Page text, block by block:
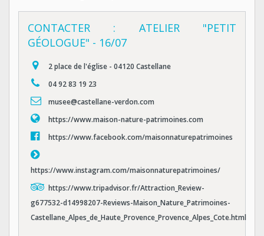
CONTACTER : ATELIER "PETIT
GÉOLOGUE" - 16/07
2 place de l'église - 04120 Castellane
04 92 83 19 23
musee@castellane-verdon.com
https://www.maison-nature-patrimoines.com
https://www.facebook.com/maisonnaturepatrimoines
https://www.instagram.com/maisonnaturepatrimoines/
https://www.tripadvisor.fr/Attraction_Review-
g677532-d14998207-Reviews-Maison_Nature_Patrimoines-
Castellane_Alpes_de_Haute_Provence_Provence_Alpes_Cote.html